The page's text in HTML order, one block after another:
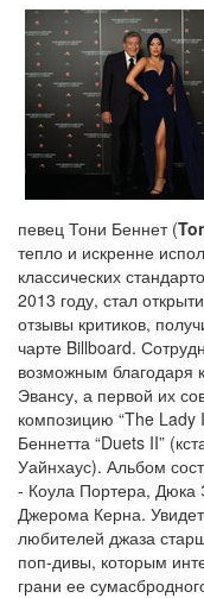
певец Тони Беннет (
тепло и искренне
классических
2013 году, стал
отзывы критиков,
чарте Billboard.
возможным благодаря
Эвансу, а первой их
композицию “The Lady
Беннетта “Duets II”
Уайнхаус). Альбом
- Коула Портера, Дюка
Джерома Керна.
любителей джаза
поп-дивы, которым
грани ее